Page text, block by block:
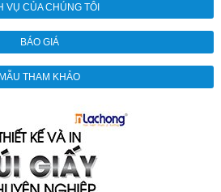
VỤ CỦA CHÚNG TÔI
BÁO GIÁ
MẪU THAM KHẢO